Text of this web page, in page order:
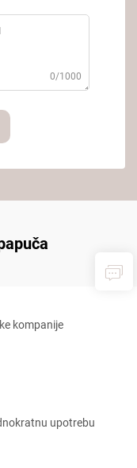
0/1000
kompanije
upotrebu